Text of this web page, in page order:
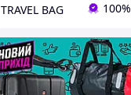
TRAVEL BAG 100%